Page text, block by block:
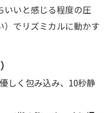
いいと感じる程度の圧
）でリズミカルに動かす
しく包み込み、10秒静